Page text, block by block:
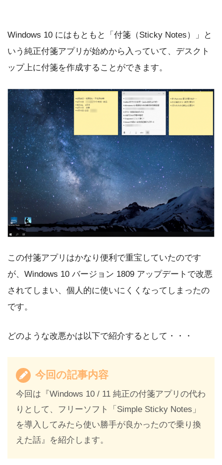
Windows 10 にはもともと「付箋（Sticky Notes）」と
いう純正付箋アプリが始めから入っていて、デスクト
ップ上に付箋を作成することができます。
この付箋アプリはかなり便利で重宝していたのです
が、Windows 10 バージョン 1809 アップデートで改悪
されてしまい、個人的に使いにくくなってしまったの
です。
どのような改悪かは以下で紹介するとして・・・
今回の記事内容
今回は『Windows 10 / 11 純正の付箋アプリの代わ
りとして、フリーソフト「Simple Sticky Notes」
を導入してみたら使い勝手が良かったので乗り換
えた話』を紹介します。